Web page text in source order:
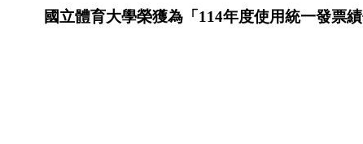
國立體育大學榮獲為「114年度使用統一發票績